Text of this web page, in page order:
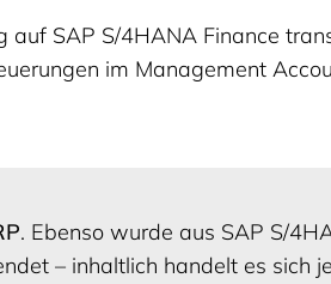
auf SAP S/4HANA Finance
im Management
. Ebenso wurde aus SAP S/
– inhaltlich handelt es sich